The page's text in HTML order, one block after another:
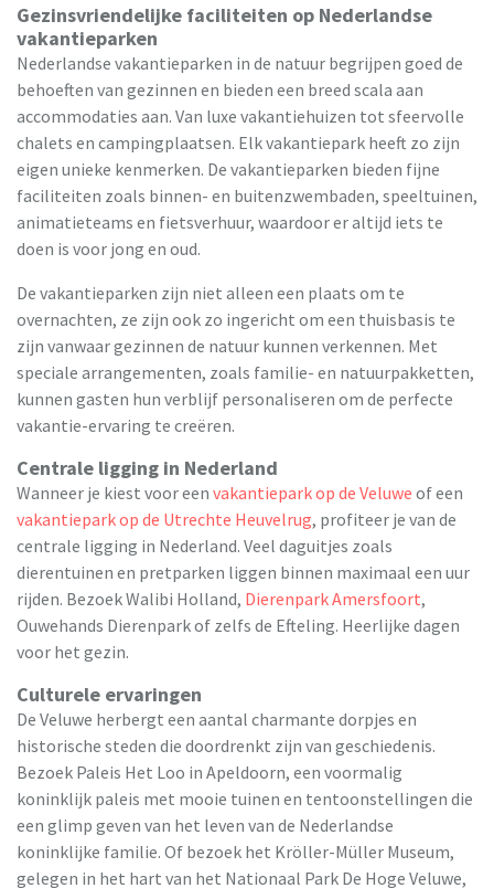
Gezinsvriendelijke faciliteiten op Nederlandse
vakantieparken
Nederlandse vakantieparken in de natuur begrijpen goed de
behoeften van gezinnen en bieden een breed scala aan
accommodaties aan. Van luxe vakantiehuizen tot sfeervolle
chalets en campingplaatsen. Elk vakantiepark heeft zo zijn
eigen unieke kenmerken. De vakantieparken bieden fijne
faciliteiten zoals binnen- en buitenzwembaden, speeltuinen,
animatieteams en fietsverhuur, waardoor er altijd iets te
doen is voor jong en oud.
De vakantieparken zijn niet alleen een plaats om te
overnachten, ze zijn ook zo ingericht om een thuisbasis te
zijn vanwaar gezinnen de natuur kunnen verkennen. Met
speciale arrangementen, zoals familie- en natuurpakketten,
kunnen gasten hun verblijf personaliseren om de perfecte
vakantie-ervaring te creëren.
Centrale ligging in Nederland
Wanneer je kiest voor een vakantiepark op de Veluwe of een
vakantiepark op de Utrechte Heuvelrug, profiteer je van de
centrale ligging in Nederland. Veel daguitjes zoals
dierentuinen en pretparken liggen binnen maximaal een uur
rijden. Bezoek Walibi Holland, Dierenpark Amersfoort,
Ouwehands Dierenpark of zelfs de Efteling. Heerlijke dagen
voor het gezin.
Culturele ervaringen
De Veluwe herbergt een aantal charmante dorpjes en
historische steden die doordrenkt zijn van geschiedenis.
Bezoek Paleis Het Loo in Apeldoorn, een voormalig
koninklijk paleis met mooie tuinen en tentoonstellingen die
een glimp geven van het leven van de Nederlandse
koninklijke familie. Of bezoek het Kröller-Müller Museum,
gelegen in het hart van het Nationaal Park De Hoge Veluwe,